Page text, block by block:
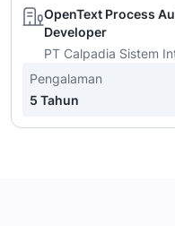
OpenText Process
Developer
PT Calpadia Sistem
Pengalaman
5 Tahun